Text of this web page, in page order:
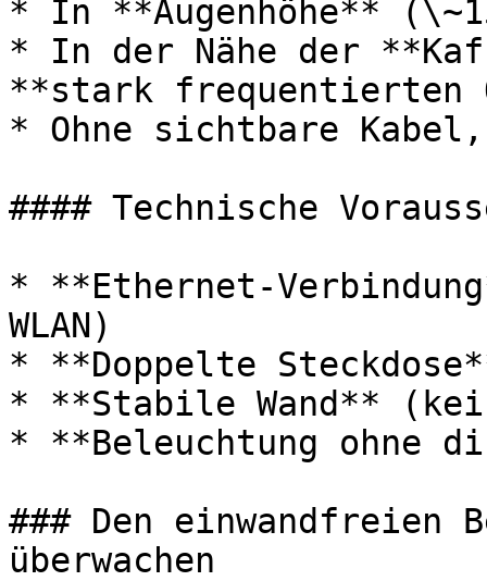
* In **Augenhöhe**
* In der Nähe der
**stark frequentierten
* Ohne sichtbare
#### Technische
* **Ethernet-
WLAN)
* **Doppelte
* **Stabile Wand**
* **Beleuchtung ohne
### Den einwandfreien
überwachen